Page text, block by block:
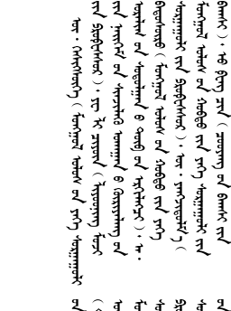
                                                            